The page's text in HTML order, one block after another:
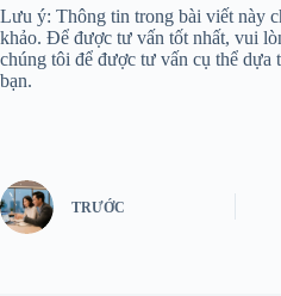
Lưu ý: Thông tin trong bài viết này
khảo. Để được tư vấn tốt nhất, vui
chúng tôi để được tư vấn cụ thể dựa
bạn.
TRƯỚC